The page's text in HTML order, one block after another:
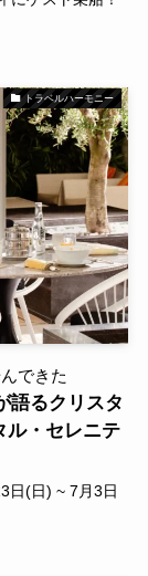
トラベルハーモニー
できた
語るクリスタ
・セレニテ
日(日) ~ 7月3日